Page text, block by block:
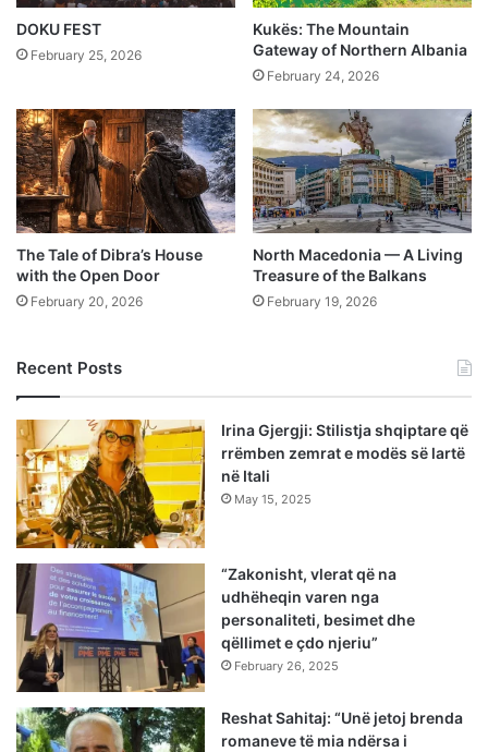
DOKU FEST
February 25, 2026
Kukës: The Mountain
Gateway of Northern Albania
February 24, 2026
The Tale of Dibra’s House
with the Open Door
February 20, 2026
North Macedonia — A Living
Treasure of the Balkans
February 19, 2026
Recent Posts
Irina Gjergji: Stilistja shqiptare që
rrëmben zemrat e modës së lartë
në Itali
May 15, 2025
“Zakonisht, vlerat që na
udhëheqin varen nga
personaliteti, besimet dhe
qëllimet e çdo njeriu”
February 26, 2025
Reshat Sahitaj: “Unë jetoj brenda
romaneve të mia ndërsa i